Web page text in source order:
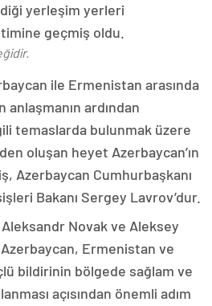
yerleşim yerleri
geçmiş oldu.
ile Ermenistan arasında
anlaşmanın ardından
temaslarda bulunmak üzere
oluşan heyet Azerbaycan’ın
Azerbaycan Cumhurbaşkanı
Bakanı Sergey Lavrov’dur.
Aleksandr Novak ve Aleksey
Ermenistan ve
bildirinin bölgede sağlam ve
açısından önemli adım